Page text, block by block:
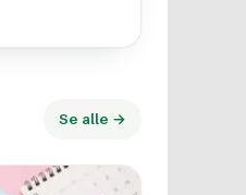
Se alle →